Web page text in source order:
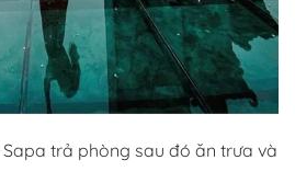
trả phòng sau đó ăn trưa và